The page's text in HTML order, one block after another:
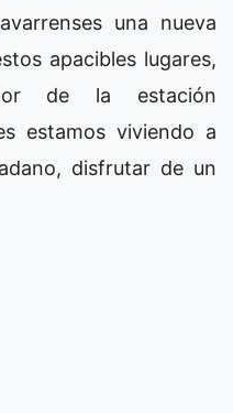
una nueva
apacibles lugares,
de la estación
estamos viviendo a
disfrutar de un